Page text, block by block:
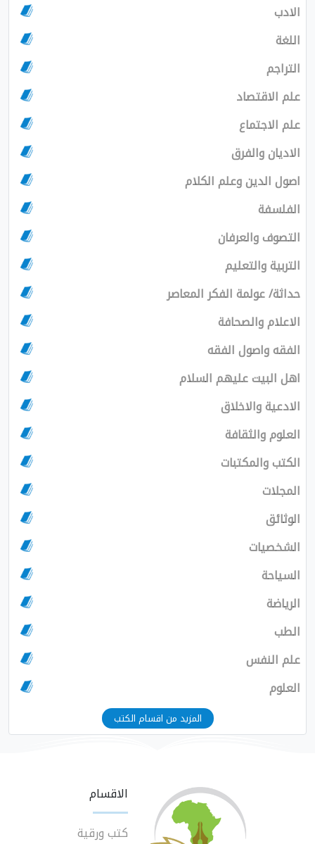
الادب
اللغة
التراجم
علم الاقتصاد
علم الاجتماع
الاديان والفرق
اصول الدين وعلم الكلام
الفلسفة
التصوف والعرفان
التربية والتعليم
حداثة/ عولمة الفكر المعاصر
الاعلام والصحافة
الفقه واصول الفقه
اهل البيت عليهم السلام
الادعية والاخلاق
العلوم والثقافة
الكتب والمكتبات
المجلات
الوثائق
الشخصيات
السياحة
الرياضة
الطب
علم النفس
العلوم
المزيد من اقسام الكتب
الاقسام
كتب ورقية